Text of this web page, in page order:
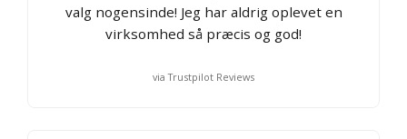
valg nogensinde! Jeg har aldrig oplevet en
virksomhed så præcis og god!
via Trustpilot Reviews